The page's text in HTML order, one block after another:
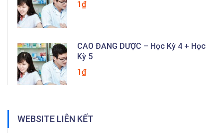
1₫
CAO ĐẲNG DƯỢC – Học Kỳ 4 + Học
Kỳ 5
1₫
WEBSITE LIÊN KẾT